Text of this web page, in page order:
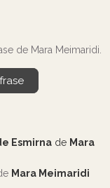
de Mara Meimaridi.
Esmirna de Mara
Mara Meimaridi